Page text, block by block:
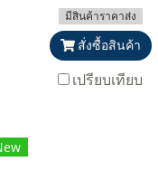
มีสินค้าราคาส่ง
สั่งซื้อสินค้า
เปรียบเทียบ